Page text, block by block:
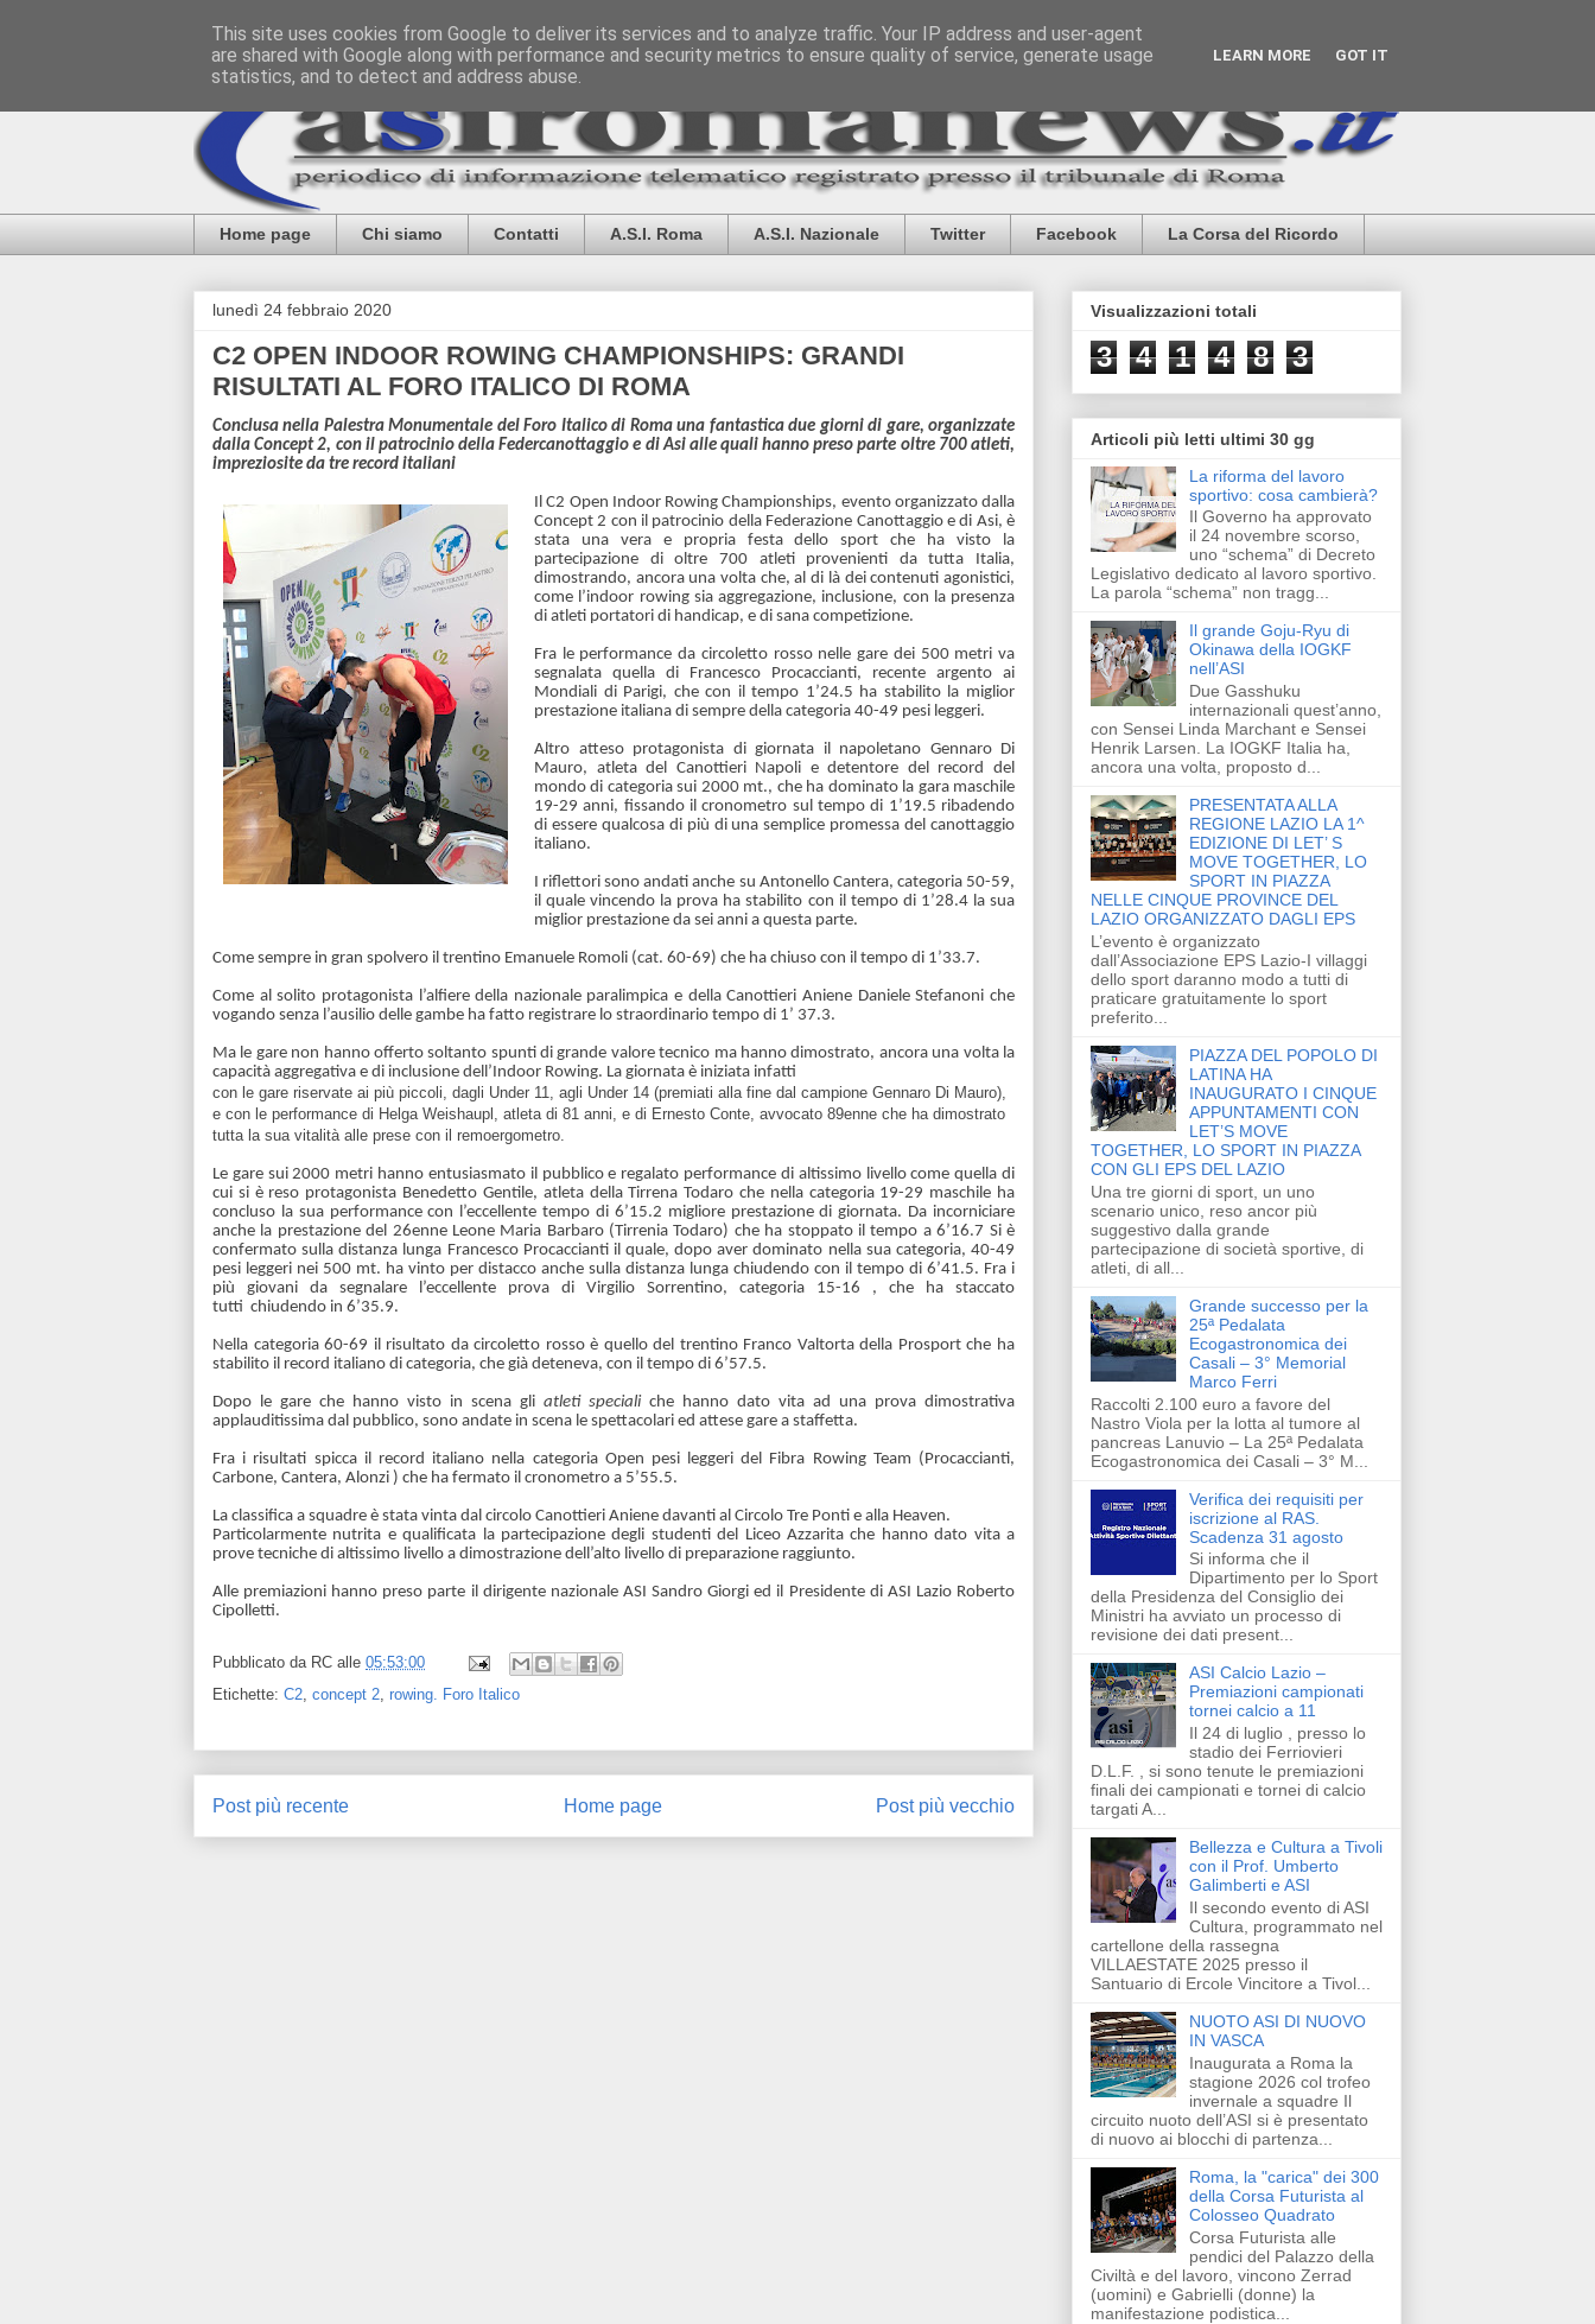
Home page Chi siamo Contatti A.S.I. Roma A.S.I. Nazionale Twitter Facebook La Corsa del Ricordo
lunedì 24 febbraio 2020
C2 OPEN INDOOR ROWING CHAMPIONSHIPS: GRANDI
RISULTATI AL FORO ITALICO DI ROMA
Conclusa nella Palestra Monumentale del Foro Italico di Roma una fantastica due giorni di gare, organizzate
dalla Concept 2, con il patrocinio della Federcanottaggio e di Asi alle quali hanno preso parte oltre 700 atleti,
impreziosite da tre record italiani
Il C2 Open Indoor Rowing Championships, evento organizzato dalla
Concept 2 con il patrocinio della Federazione Canottaggio e di Asi, è
stata una vera e propria festa dello sport che ha visto la
partecipazione di oltre 700 atleti provenienti da tutta Italia,
dimostrando, ancora una volta che, al di là dei contenuti agonistici,
come l’indoor rowing sia aggregazione, inclusione, con la presenza
di atleti portatori di handicap, e di sana competizione.
Fra le performance da circoletto rosso nelle gare dei 500 metri va
segnalata quella di Francesco Procaccianti, recente argento ai
Mondiali di Parigi, che con il tempo 1’24.5 ha stabilito la miglior
prestazione italiana di sempre della categoria 40-49 pesi leggeri.
Altro atteso protagonista di giornata il napoletano Gennaro Di
Mauro, atleta del Canottieri Napoli e detentore del record del
mondo di categoria sui 2000 mt., che ha dominato la gara maschile
19-29 anni, fissando il cronometro sul tempo di 1’19.5 ribadendo
di essere qualcosa di più di una semplice promessa del canottaggio
italiano.
I riflettori sono andati anche su Antonello Cantera, categoria 50-59,
il quale vincendo la prova ha stabilito con il tempo di 1’28.4 la sua
miglior prestazione da sei anni a questa parte.
Come sempre in gran spolvero il trentino Emanuele Romoli (cat. 60-69) che ha chiuso con il tempo di 1’33.7.
Come al solito protagonista l’alfiere della nazionale paralimpica e della Canottieri Aniene Daniele Stefanoni che
vogando senza l’ausilio delle gambe ha fatto registrare lo straordinario tempo di 1’ 37.3.
Ma le gare non hanno offerto soltanto spunti di grande valore tecnico ma hanno dimostrato, ancora una volta la
capacità aggregativa e di inclusione dell’Indoor Rowing. La giornata è iniziata infatti
con le gare riservate ai più piccoli, dagli Under 11, agli Under 14 (premiati alla fine dal campione Gennaro Di Mauro),
e con le performance di Helga Weishaupl, atleta di 81 anni, e di Ernesto Conte, avvocato 89enne che ha dimostrato
tutta la sua vitalità alle prese con il remoergometro.
Le gare sui 2000 metri hanno entusiasmato il pubblico e regalato performance di altissimo livello come quella di
cui si è reso protagonista Benedetto Gentile, atleta della Tirrena Todaro che nella categoria 19-29 maschile ha
concluso la sua performance con l’eccellente tempo di 6’15.2 migliore prestazione di giornata. Da incorniciare
anche la prestazione del 26enne Leone Maria Barbaro (Tirrenia Todaro) che ha stoppato il tempo a 6’16.7 Si è
confermato sulla distanza lunga Francesco Procaccianti il quale, dopo aver dominato nella sua categoria, 40-49
pesi leggeri nei 500 mt. ha vinto per distacco anche sulla distanza lunga chiudendo con il tempo di 6’41.5. Fra i
più giovani da segnalare l’eccellente prova di Virgilio Sorrentino, categoria 15-16 , che ha staccato
tutti chiudendo in 6’35.9.
Nella categoria 60-69 il risultato da circoletto rosso è quello del trentino Franco Valtorta della Prosport che ha
stabilito il record italiano di categoria, che già deteneva, con il tempo di 6’57.5.
Dopo le gare che hanno visto in scena gli atleti speciali che hanno dato vita ad una prova dimostrativa
applauditissima dal pubblico, sono andate in scena le spettacolari ed attese gare a staffetta.
Fra i risultati spicca il record italiano nella categoria Open pesi leggeri del Fibra Rowing Team (Procaccianti,
Carbone, Cantera, Alonzi ) che ha fermato il cronometro a 5’55.5.
La classifica a squadre è stata vinta dal circolo Canottieri Aniene davanti al Circolo Tre Ponti e alla Heaven.
Particolarmente nutrita e qualificata la partecipazione degli studenti del Liceo Azzarita che hanno dato vita a
prove tecniche di altissimo livello a dimostrazione dell’alto livello di preparazione raggiunto.
Alle premiazioni hanno preso parte il dirigente nazionale ASI Sandro Giorgi ed il Presidente di ASI Lazio Roberto
Cipolletti.
Pubblicato da RC alle 05:53:00
Etichette: C2 concept 2 rowing. Foro Italico
Post più recente Post più vecchio
Home page
Visualizzazioni totali
3 4 1 4 8 3
Articoli più letti ultimi 30 gg
La riforma del lavoro
sportivo: cosa cambierà?
Il Governo ha approvato
il 24 novembre scorso,
uno “schema” di Decreto
Legislativo dedicato al lavoro sportivo.
La parola “schema” non tragg...
Il grande Goju-Ryu di
Okinawa della IOGKF
nell’ASI
Due Gasshuku
internazionali quest’anno,
con Sensei Linda Marchant e Sensei
Henrik Larsen. La IOGKF Italia ha,
ancora una volta, proposto d...
PRESENTATA ALLA
REGIONE LAZIO LA 1^
EDIZIONE DI LET’ S
MOVE TOGETHER, LO
SPORT IN PIAZZA
NELLE CINQUE PROVINCE DEL
LAZIO ORGANIZZATO DAGLI EPS
L’evento è organizzato
dall’Associazione EPS Lazio-I villaggi
dello sport daranno modo a tutti di
praticare gratuitamente lo sport
preferito...
PIAZZA DEL POPOLO DI
LATINA HA
INAUGURATO I CINQUE
APPUNTAMENTI CON
LET’S MOVE
TOGETHER, LO SPORT IN PIAZZA
CON GLI EPS DEL LAZIO
Una tre giorni di sport, un uno
scenario unico, reso ancor più
suggestivo dalla grande
partecipazione di società sportive, di
atleti, di all...
Grande successo per la
25ª Pedalata
Ecogastronomica dei
Casali – 3° Memorial
Marco Ferri
Raccolti 2.100 euro a favore del
Nastro Viola per la lotta al tumore al
pancreas Lanuvio – La 25ª Pedalata
Ecogastronomica dei Casali – 3° M...
Verifica dei requisiti per
iscrizione al RAS.
Scadenza 31 agosto
Si informa che il
Dipartimento per lo Sport
della Presidenza del Consiglio dei
Ministri ha avviato un processo di
revisione dei dati present...
ASI Calcio Lazio –
Premiazioni campionati
tornei calcio a 11
Il 24 di luglio , presso lo
stadio dei Ferriovieri
D.L.F. , si sono tenute le premiazioni
finali dei campionati e tornei di calcio
targati A...
Bellezza e Cultura a Tivoli
con il Prof. Umberto
Galimberti e ASI
Il secondo evento di ASI
Cultura, programmato nel
cartellone della rassegna
VILLAESTATE 2025 presso il
Santuario di Ercole Vincitore a Tivol...
NUOTO ASI DI NUOVO
IN VASCA
Inaugurata a Roma la
stagione 2026 col trofeo
invernale a squadre Il
circuito nuoto dell’ASI si è presentato
di nuovo ai blocchi di partenza...
Roma, la "carica" dei 300
della Corsa Futurista al
Colosseo Quadrato
Corsa Futurista alle
pendici del Palazzo della
Civiltà e del lavoro, vincono Zerrad
(uomini) e Gabrielli (donne) la
manifestazione podistica...
This site uses cookies from Google to deliver its services and to analyze traffic. Your IP address and user-agent
are shared with Google along with performance and security metrics to ensure quality of service, generate usage
statistics, and to detect and address abuse.
LEARN MORE GOT IT